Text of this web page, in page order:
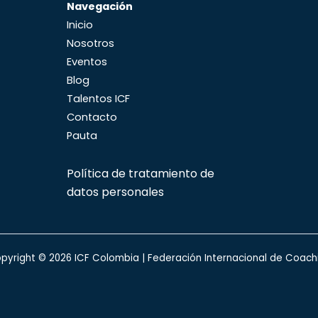
Navegación
Inicio
Nosotros
Eventos
Blog
Talentos ICF
Contacto
Pauta
Política de tratamiento de
datos personales
© 2026 ICF Colombia | Federación Internacional de